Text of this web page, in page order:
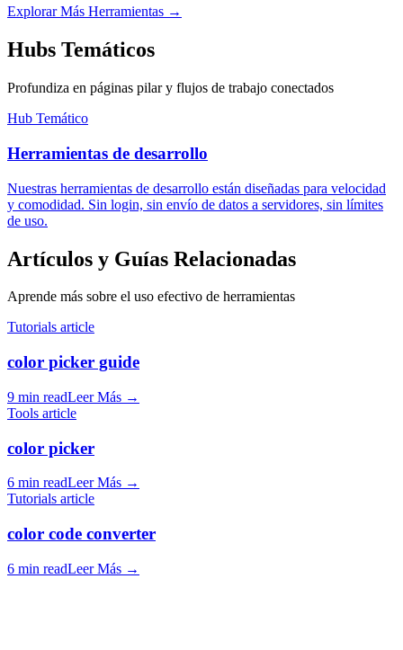
Explorar Más Herramientas →
Hubs Temáticos
Profundiza en páginas pilar y flujos de trabajo conectados
Hub Temático
Herramientas de desarrollo
Nuestras herramientas de desarrollo están diseñadas para velocidad
y comodidad. Sin login, sin envío de datos a servidores, sin límites
de uso.
Artículos y Guías Relacionadas
Aprende más sobre el uso efectivo de herramientas
Tutorials article
color picker guide
9 min readLeer Más →
Tools article
color picker
6 min readLeer Más →
Tutorials article
color code converter
6 min readLeer Más →